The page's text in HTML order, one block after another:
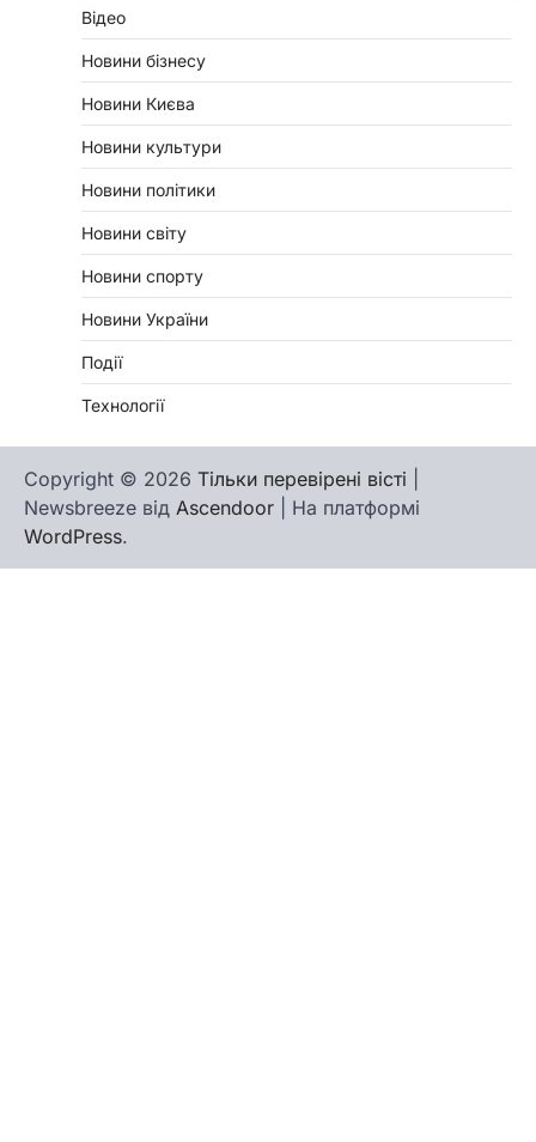
Відео
Новини бізнесу
Новини Києва
Новини культури
Новини політики
Новини світу
Новини спорту
Новини України
Події
Технології
Copyright © 2026 Тільки перевірені вісті
Newsbreeze від Ascendoor | На платформі
WordPress.